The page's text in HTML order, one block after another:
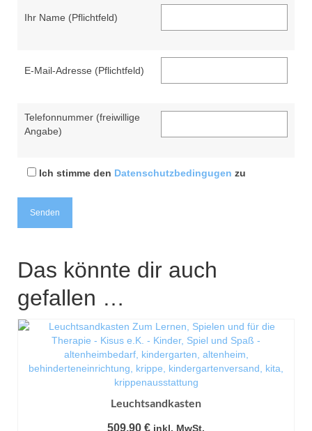
Ihr Name (Pflichtfeld)
E-Mail-Adresse (Pflichtfeld)
Telefonnummer (freiwillige
Angabe)
Ich stimme den Datenschutzbedingugen zu
Das könnte dir auch
gefallen …
Leuchtsandkasten
509,90 € inkl. MwSt.